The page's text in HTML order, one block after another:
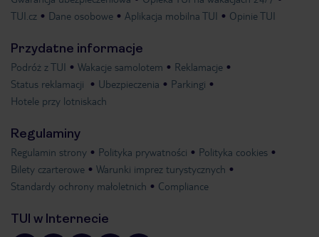
TUI.cz
Dane osobowe Aplikacja mobilna TUI Opinie TUI
Przydatne informacje
Podróż z TUI Wakacje samolotem
Reklamacje
Status reklamacji
Ubezpieczenia
Parkingi
Hotele przy lotniskach
Regulaminy
Regulamin strony Polityka prywatności
Polityka cookies
Bilety czarterowe
Warunki imprez turystycznych
Standardy ochrony małoletnich
Compliance
TUI w Internecie